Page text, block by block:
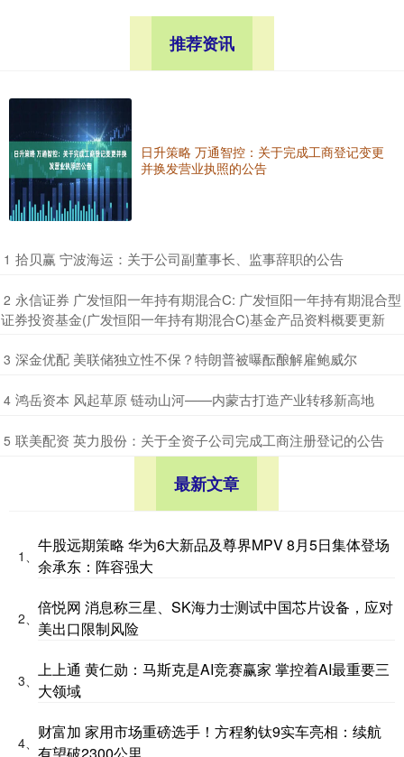
推荐资讯
日升策略 万通智控：关于完成工商登记变更
并换发营业执照的公告
1 ​拾贝赢 宁波海运：关于公司副董事长、监事辞职的公告
2 ​永信证券 广发恒阳一年持有期混合C: 广发恒阳一年持有期混合型
证券投资基金(广发恒阳一年持有期混合C)基金产品资料概要更新
3 ​深金优配 美联储独立性不保？特朗普被曝酝酿解雇鲍威尔
4 ​鸿岳资本 风起草原 链动山河——内蒙古打造产业转移新高地
5 ​联美配资 英力股份：关于全资子公司完成工商注册登记的公告
最新文章
1、
牛股远期策略 华为6大新品及尊界MPV 8月5日集体登场
余承东：阵容强大
2、
倍悦网 消息称三星、SK海力士测试中国芯片设备，应对
美出口限制风险
3、
上上通 黄仁勋：马斯克是AI竞赛赢家 掌控着AI最重要三
大领域
4、
财富加 家用市场重磅选手！方程豹钛9实车亮相：续航